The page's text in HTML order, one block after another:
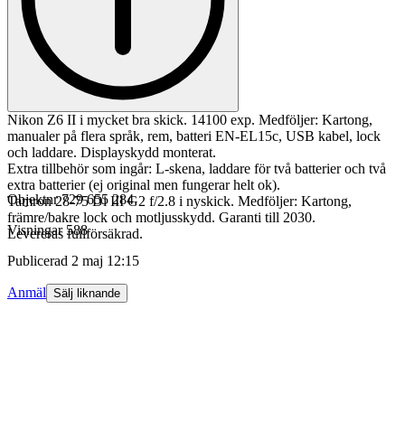
Nikon Z6 II i mycket bra skick. 14100 exp. Medföljer: Kartong,
manualer på flera språk, rem, batteri EN-EL15c, USB kabel, lock
och laddare. Displayskydd monterat.
Extra tillbehör som ingår: L-skena, laddare för två batterier och två
extra batterier (ej original men fungerar helt ok).
Tamron 28-75 Di III G2 f/2.8 i nyskick. Medföljer: Kartong,
främre/bakre lock och motljusskydd. Garanti till 2030.
Levereras fullförsäkrad.
Objektnr 729 655 284
Visningar 588
Publicerad 2 maj 12:15
Anmäl Sälj liknande